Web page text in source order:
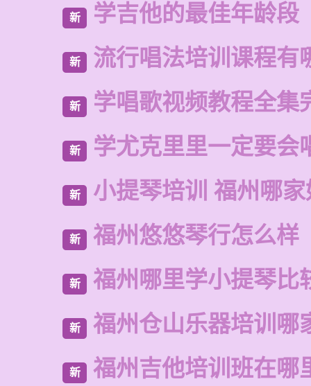
新 学吉他的最佳年龄段
新 流行唱法培训课程有
新 学唱歌视频教程全集
新 学尤克里里一定要会
新 小提琴培训 福州哪
新 福州悠悠琴行怎么样
新 福州哪里学小提琴比
新 福州仓山乐器培训哪
新 福州吉他培训班在哪